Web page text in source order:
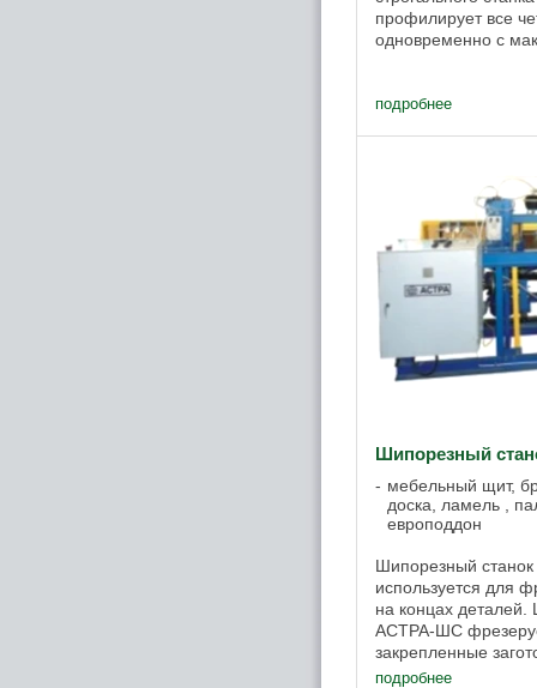
профилирует все
одновременно с
подробнее
Шипорезный
мебельный щит,
доска, ламель ,
европоддон
Шипорезный
используется для
на концах
АСТРА-ШС
закрепленные
движении пильной
подробнее